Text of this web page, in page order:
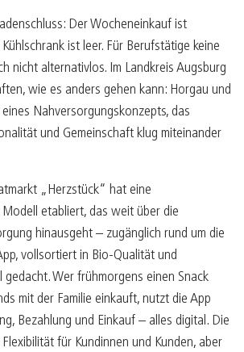
Der Wocheneinkauf ist
ist leer. Für Berufstätige keine
nicht alternativlos. Im Landkreis Augsburg
wie es anders gehen kann: Horgau und
Nahversorgungskonzepts, das
und Gemeinschaft klug miteinander
„Herzstück“ hat eine
etabliert, das weit über die
hinausgeht – zugänglich rund um die
vollsortiert in Bio-Qualität und
Wer frühmorgens einen Snack
mit der Familie einkauft, nutzt die App
Bezahlung und Einkauf – alles digital. Die
für Kundinnen und Kunden, aber